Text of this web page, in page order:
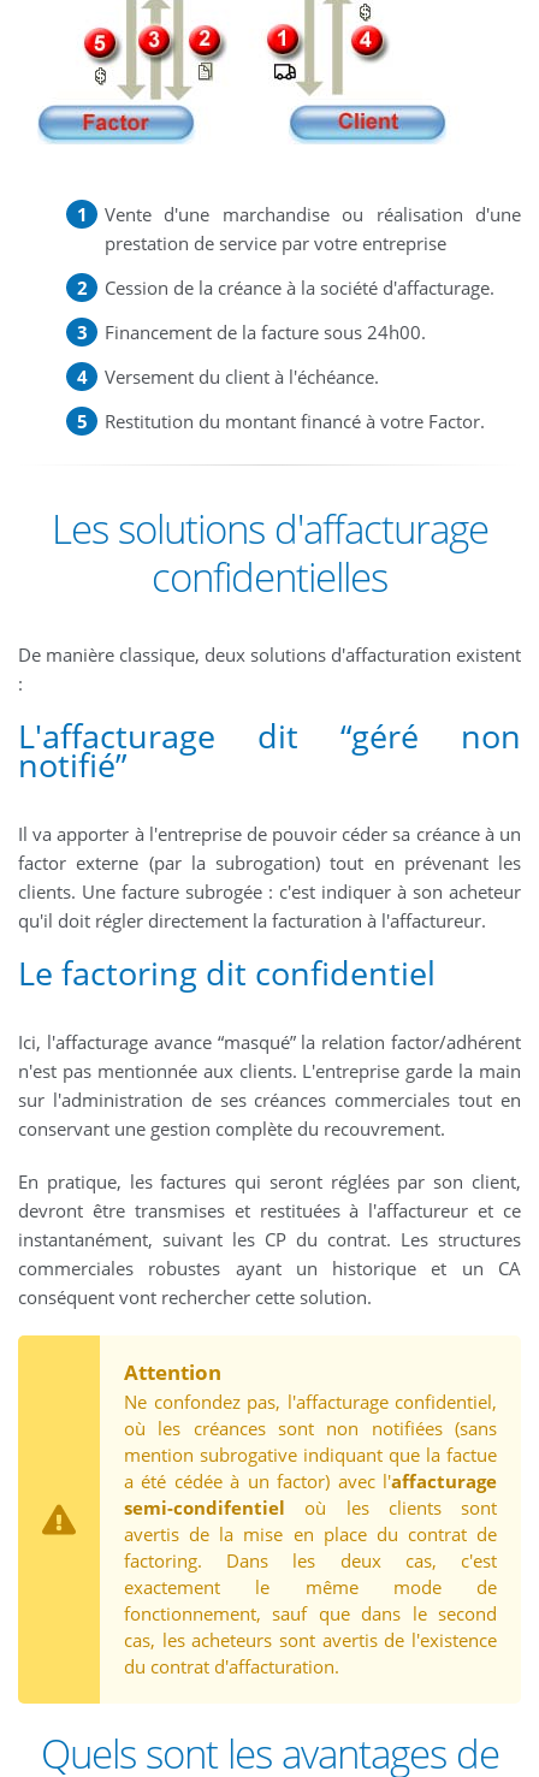
Vente d'une marchandise ou réalisation d'une
prestation de service par votre entreprise
Cession de la créance à la société d'affacturage.
Financement de la facture sous 24h00.
Versement du client à l'échéance.
Restitution du montant financé à votre Factor.
Les solutions d'affacturage
confidentielles
De manière classique, deux solutions d'affacturation existent
:
L'affacturage dit “géré non
notifié”
Il va apporter à l'entreprise de pouvoir céder sa créance à un
factor externe (par la subrogation) tout en prévenant les
clients. Une facture subrogée : c'est indiquer à son acheteur
qu'il doit régler directement la facturation à l'affactureur.
Le factoring dit confidentiel
Ici, l'affacturage avance “masqué” la relation factor/adhérent
n'est pas mentionnée aux clients. L'entreprise garde la main
sur l'administration de ses créances commerciales tout en
conservant une gestion complète du recouvrement.
En pratique, les factures qui seront réglées par son client,
devront être transmises et restituées à l'affactureur et ce
instantanément, suivant les CP du contrat. Les structures
commerciales robustes ayant un historique et un CA
conséquent vont rechercher cette solution.
Attention
Ne confondez pas, l'affacturage confidentiel,
où les créances sont non notifiées (sans
mention subrogative indiquant que la factue
a été cédée à un factor) avec l'affacturage
semi-condifentiel où les clients sont
avertis de la mise en place du contrat de
factoring. Dans les deux cas, c'est
exactement le même mode de
fonctionnement, sauf que dans le second
cas, les acheteurs sont avertis de l'existence
du contrat d'affacturation.
Quels sont les avantages de